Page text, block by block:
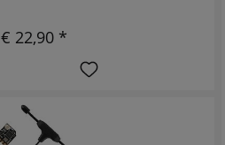
€ 22,90 *